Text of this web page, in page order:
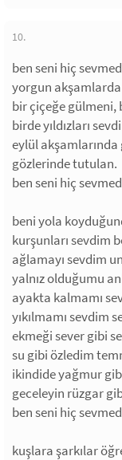
10.
ben seni hiç
yorgun akşamlarda
bir çiçeğe gülmeni,
birde yıldızları
eylül akşamlarında
gözlerinde tutulan.
ben seni hiç
beni yola
kurşunları sevdim
ağlamayı sevdim
yalnız olduğumu
ayakta kalmamı
yıkılmamı sevdim
ekmeği sever gibi
su gibi özledim
ikindide yağmur
geceleyin rüzgar
ben seni hiç
kuşlara şarkılar